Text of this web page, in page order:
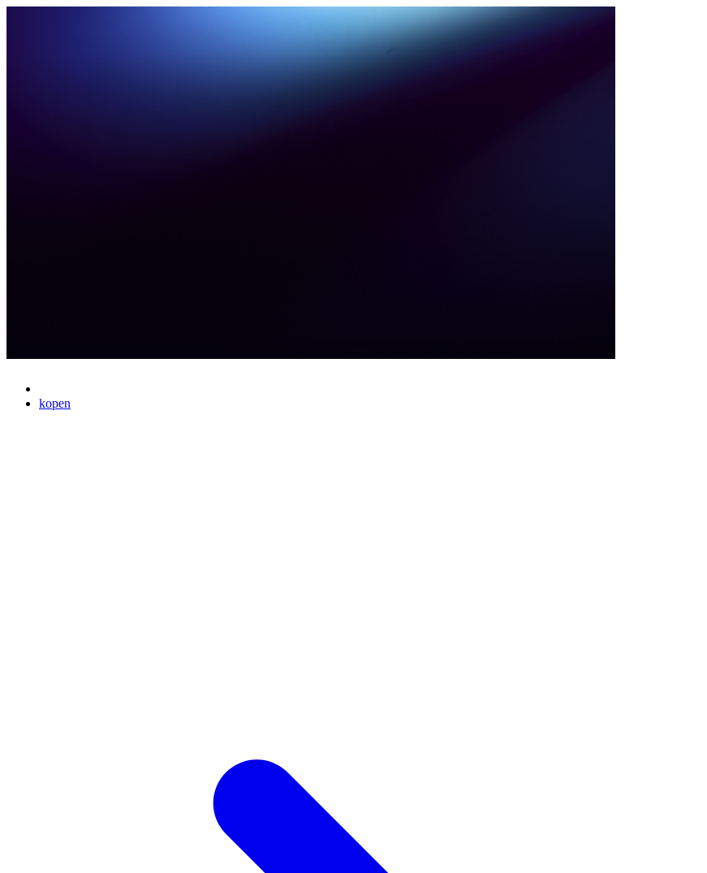
kopen